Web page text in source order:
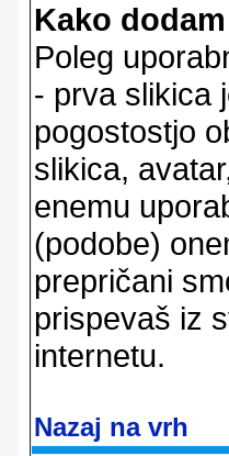
Kako
Poleg
- prva slikica
pogostostjo
slikica,
enemu
(podobe)
prepričani
prispevaš iz
internetu.
Nazaj na vrh